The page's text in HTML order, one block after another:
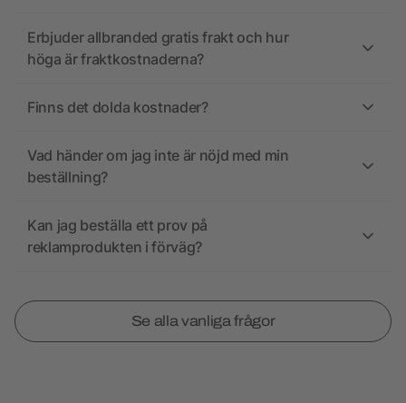
Erbjuder allbranded gratis frakt och hur
höga är fraktkostnaderna?
Finns det dolda kostnader?
Vad händer om jag inte är nöjd med min
beställning?
Kan jag beställa ett prov på
reklamprodukten i förväg?
Se alla vanliga frågor